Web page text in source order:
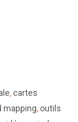
, cartes
mapping, outils